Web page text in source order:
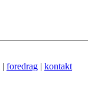
| foredrag | kontakt